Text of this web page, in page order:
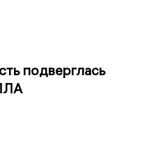
подверглась